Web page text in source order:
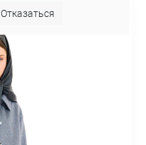
Отказаться